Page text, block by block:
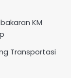
KM
Transportasi